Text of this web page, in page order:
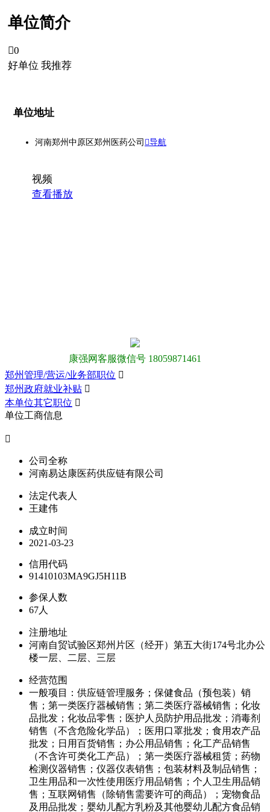
单位简介
0
好单位 我推荐
单位地址
河南郑州中原区郑州医药公司 导航
视频
查看播放
康强网客服微信号 18059871461
郑州管理/营运/业务部职位 
郑州政府就业补贴 
本单位其它职位 
单位工商信息

公司全称
河南易达康医药供应链有限公司
法定代表人
王建伟
成立时间
2021-03-23
信用代码
91410103MA9GJ5H11B
参保人数
67人
注册地址
河南自贸试验区郑州片区（经开）第五大街174号北办公
楼一层、二层、三层
经营范围
一般项目：供应链管理服务；保健食品（预包装）销
售；第一类医疗器械销售；第二类医疗器械销售；化妆
品批发；化妆品零售；医护人员防护用品批发；消毒剂
销售（不含危险化学品）；医用口罩批发；食用农产品
批发；日用百货销售；办公用品销售；化工产品销售
（不含许可类化工产品）；第一类医疗器械租赁；药物
检测仪器销售；仪器仪表销售；包装材料及制品销售；
卫生用品和一次性使用医疗用品销售；个人卫生用品销
售；互联网销售（除销售需要许可的商品）；宠物食品
及用品批发；婴幼儿配方乳粉及其他婴幼儿配方食品销